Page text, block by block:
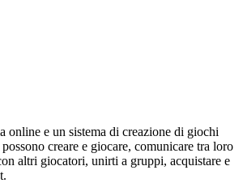
online e un sistema di creazione di giochi
creare e giocare, comunicare tra loro
altri giocatori, unirti a gruppi, acquistare e